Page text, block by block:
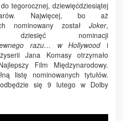
tegorocznej, dziewięćdziesiątej
Najwięcej, bo aż
nominowany został Joker,
nominacji
razu… w Hollywoodi
Jana Komasy otrzymało
Film Międzynarodowy.
listę nominowanych tytułów.
się 9 lutego w Dolby